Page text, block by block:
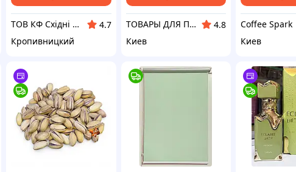
ТОВ КФ Східні ласощі
4.7
Кропивницкий
ТОВАРЫ ДЛЯ ПОХУДЕНИЯ, ВИТАМИНЫ И БАДЫ
4.8
Киев
Coffee Spark
Киев